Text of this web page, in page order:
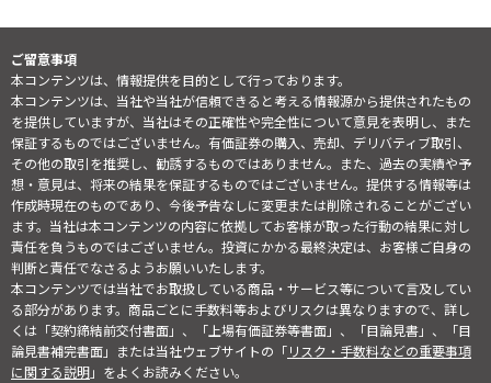
ご留意事項
本コンテンツは、情報提供を目的として行っております。
本コンテンツは、当社や当社が信頼できると考える情報源から提供されたもの
を提供していますが、当社はその正確性や完全性について意見を表明し、また
保証するものではございません。有価証券の購入、売却、デリバティブ取引、
その他の取引を推奨し、勧誘するものではありません。また、過去の実績や予
想・意見は、将来の結果を保証するものではございません。提供する情報等は
作成時現在のものであり、今後予告なしに変更または削除されることがござい
ます。当社は本コンテンツの内容に依拠してお客様が取った行動の結果に対し
責任を負うものではございません。投資にかかる最終決定は、お客様ご自身の
判断と責任でなさるようお願いいたします。
本コンテンツでは当社でお取扱している商品・サービス等について言及してい
る部分があります。商品ごとに手数料等およびリスクは異なりますので、詳し
くは「契約締結前交付書面」、「上場有価証券等書面」、「目論見書」、「目
論見書補完書面」または当社ウェブサイトの「リスク・手数料などの重要事項
に関する説明」をよくお読みください。